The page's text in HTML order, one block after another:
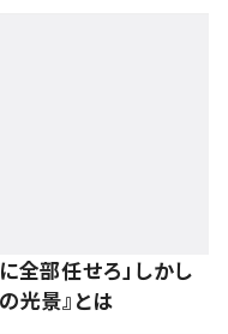
全部任せろ」しかし
光景』とは